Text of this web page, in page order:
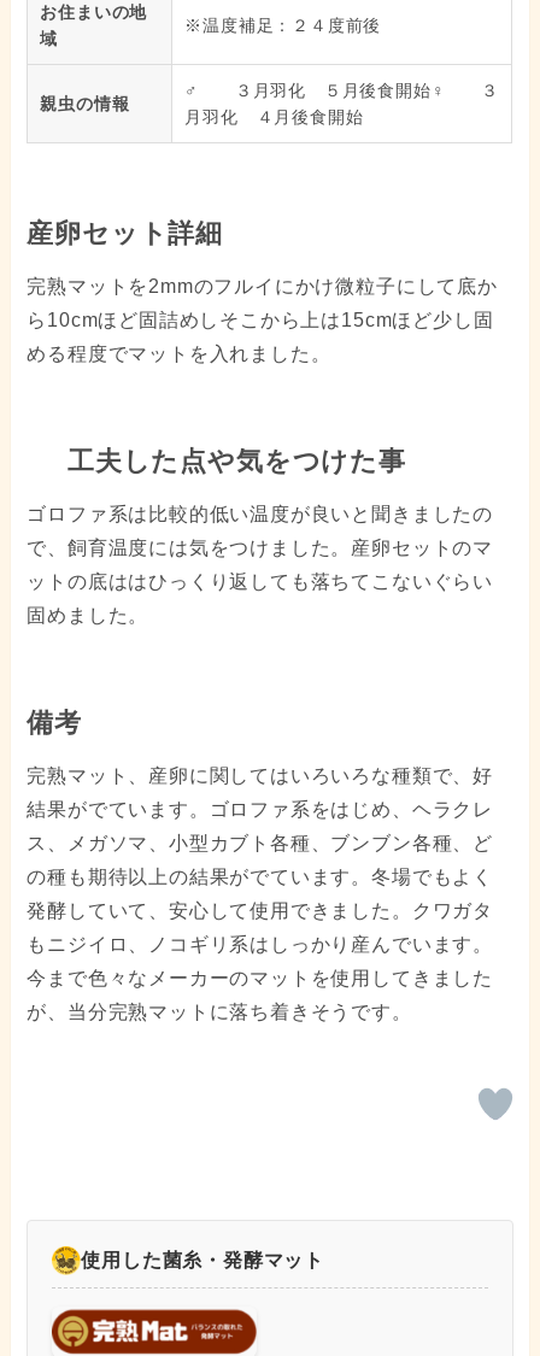
お住まいの地
域
※温度補足：２４度前後
親虫の情報
♂ ３月羽化 ５月後食開始♀ ３
月羽化 ４月後食開始
産卵セット詳細
完熟マットを2mmのフルイにかけ微粒子にして底か
ら10cmほど固詰めしそこから上は15cmほど少し固
める程度でマットを入れました。
工夫した点や気をつけた事
ゴロファ系は比較的低い温度が良いと聞きましたの
で、飼育温度には気をつけました。産卵セットのマ
ットの底ははひっくり返しても落ちてこないぐらい
固めました。
備考
完熟マット、産卵に関してはいろいろな種類で、好
結果がでています。ゴロファ系をはじめ、ヘラクレ
ス、メガソマ、小型カブト各種、ブンブン各種、ど
の種も期待以上の結果がでています。冬場でもよく
発酵していて、安心して使用できました。クワガタ
もニジイロ、ノコギリ系はしっかり産んでいます。
今まで色々なメーカーのマットを使用してきました
が、当分完熟マットに落ち着きそうです。
使用した菌糸・発酵マット